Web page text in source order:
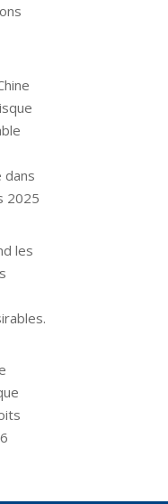
dans
2025
les